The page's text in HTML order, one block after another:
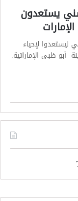
يستعدون
ليستعدوا لإحياء
أبو ظبى الإماراتية.